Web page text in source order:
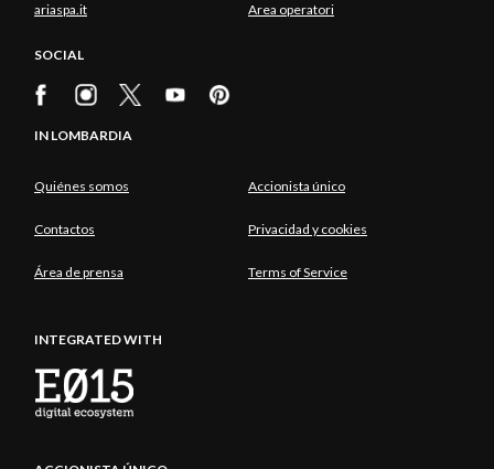
ariaspa.it Area operatori
SOCIAL
IN LOMBARDIA
Quiénes somos Accionista único
Contactos Privacidad y cookies
Área de prensa Terms of Service
INTEGRATED WITH